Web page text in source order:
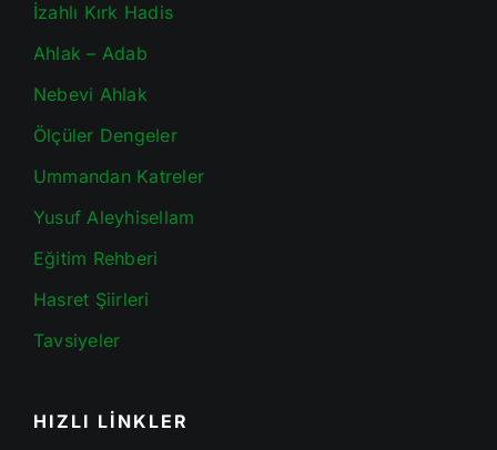
İzahlı Kırk Hadis
Ahlak – Adab
Nebevi Ahlak
Ölçüler Dengeler
Ummandan Katreler
Yusuf Aleyhisellam
Eğitim Rehberi
Hasret Şiirleri
Tavsiyeler
HIZLI LİNKLER